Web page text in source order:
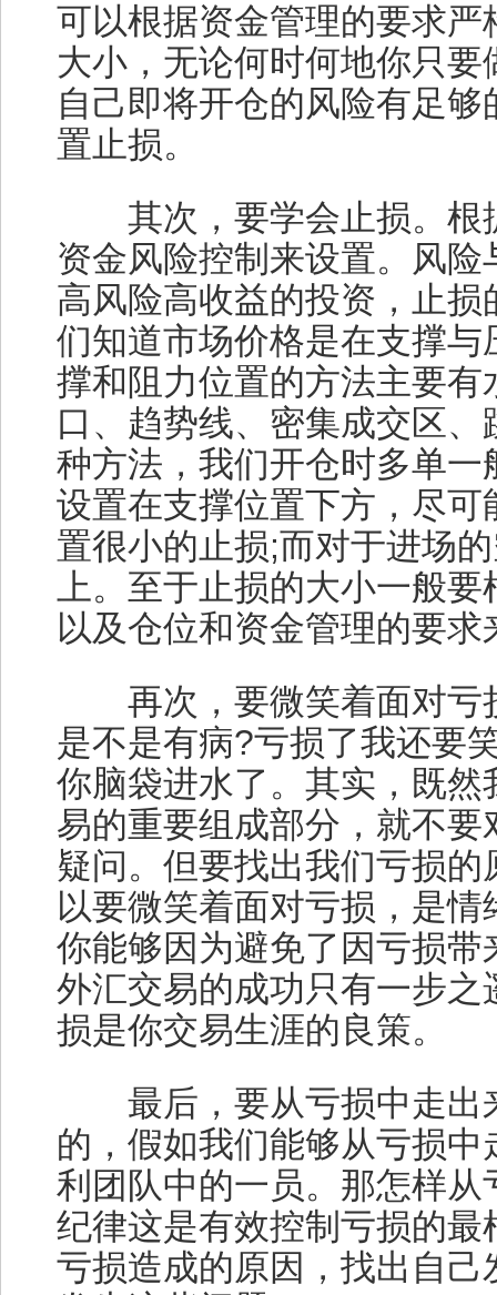
可以根据资金管理的要求
大小，无论何时何地你只
自己即将开仓的风险有足
置止损。
其次，要学会止损。根
资金风险控制来设置。风
高风险高收益的投资，止
们知道市场价格是在支撑
撑和阻力位置的方法主要
口、趋势线、密集成交区
种方法，我们开仓时多单
设置在支撑位置下方，尽
置很小的止损;而对于进场
上。至于止损的大小一般
以及仓位和资金管理的要求
再次，要微笑着面对亏
是不是有病?亏损了我还要
你脑袋进水了。其实，既
易的重要组成部分，就不
疑问。但要找出我们亏损
以要微笑着面对亏损，是
你能够因为避免了因亏损
外汇交易的成功只有一步
损是你交易生涯的良策。
最后，要从亏损中走出
的，假如我们能够从亏损
利团队中的一员。那怎样
纪律这是有效控制亏损的
亏损造成的原因，找出自